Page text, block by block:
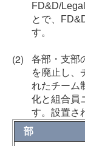
FD&D/Legal
とで、
す。
各部・支部
を廃止し、
れたチーム
化と組合員
す。設置さ
部